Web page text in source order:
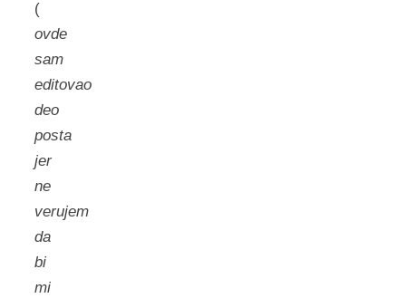
(
ovde
sam
editovao
deo
posta
jer
ne
verujem
da
bi
mi